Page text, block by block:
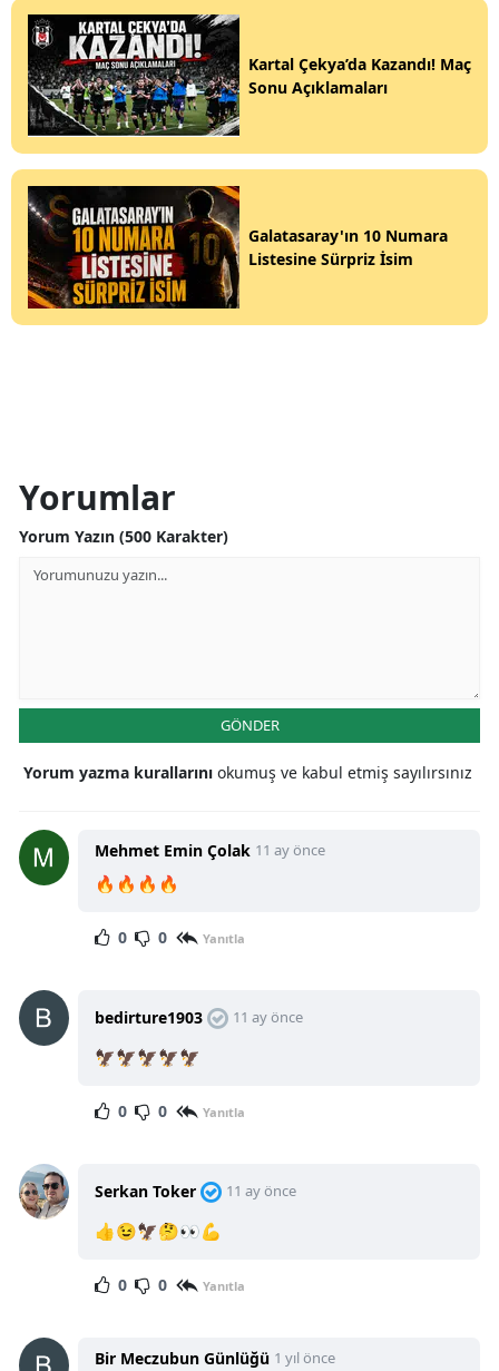
Kartal Çekya’da Kazandı! Maç
Sonu Açıklamaları
Galatasaray'ın 10 Numara
Listesine Sürpriz İsim
Yorumlar
Yorum Yazın (500 Karakter)
GÖNDER
Yorum yazma kurallarını okumuş ve kabul etmiş sayılırsınız
Mehmet Emin Çolak 11 ay önce
🔥🔥🔥🔥
0 0 Yanıtla
bedirture1903 11 ay önce
🦅🦅🦅🦅🦅
0 0 Yanıtla
Serkan Toker 11 ay önce
👍😉🦅🤔👀💪
0 0 Yanıtla
Bir Meczubun Günlüğü 1 yıl önce